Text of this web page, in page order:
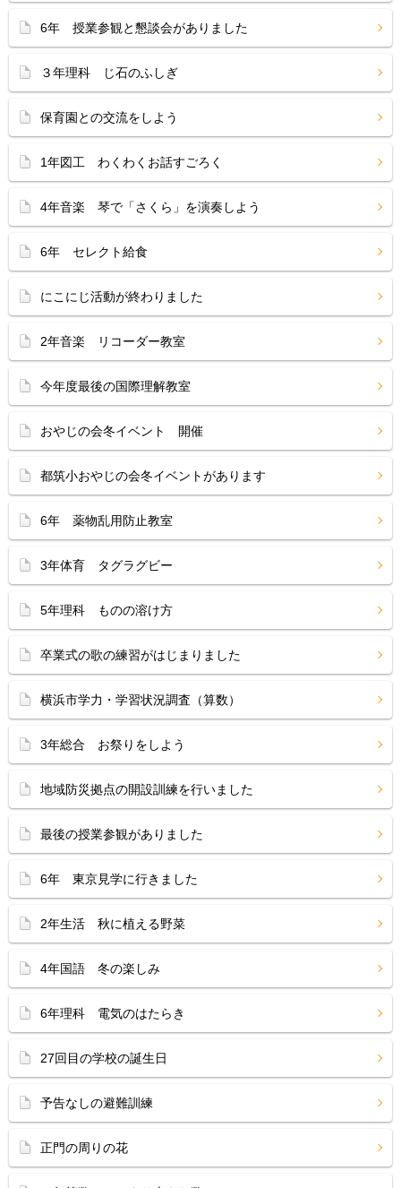
6年 授業参観と懇談会がありました
３年理科 じ石のふしぎ
保育園との交流をしよう
1年図工 わくわくお話すごろく
4年音楽 琴で「さくら」を演奏しよう
6年 セレクト給食
にこにじ活動が終わりました
2年音楽 リコーダー教室
今年度最後の国際理解教室
おやじの会冬イベント 開催
都筑小おやじの会冬イベントがあります
6年 薬物乱用防止教室
3年体育 タグラグビー
5年理科 ものの溶け方
卒業式の歌の練習がはじまりました
横浜市学力・学習状況調査（算数）
3年総合 お祭りをしよう
地域防災拠点の開設訓練を行いました
最後の授業参観がありました
6年 東京見学に行きました
2年生活 秋に植える野菜
4年国語 冬の楽しみ
6年理科 電気のはたらき
27回目の学校の誕生日
予告なしの避難訓練
正門の周りの花